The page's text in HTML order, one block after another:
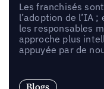
Les franchisés
l’adoption de l’IA
les responsables
approche plus
appuyée par de